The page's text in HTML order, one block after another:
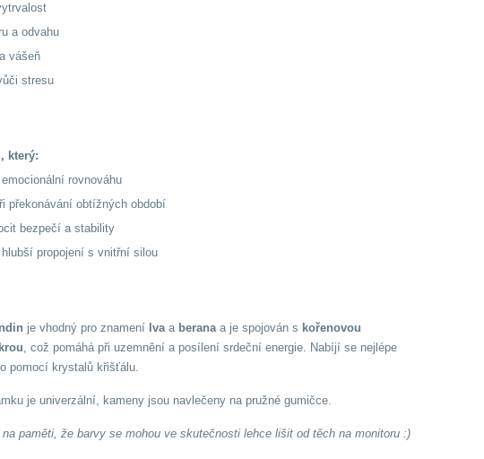
a odvahu
vášeň
stresu
který:
emocionální rovnováhu
překonávání obtížných období
bezpečí a stability
hlubší propojení s vnitřní silou
je vhodný pro znamení lvaa beranaa je spojován s kořenovou
, což pomáhá při uzemnění a posílení srdeční energie. Nabíjí se nejlépe
pomocí krystalů křišťálu.
je univerzální, kameny jsou navlečeny na pružné gumičce.
paměti, že barvy se mohou ve skutečnosti lehce lišit od těch na monitoru :)